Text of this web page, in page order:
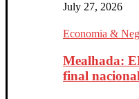
July 27, 2026
Economia &
Mealhada:
final